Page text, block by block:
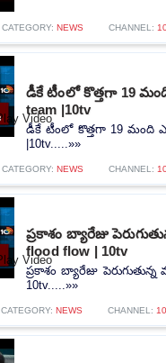
CATEGORY: NEWS CHANNEL:
డీకే టీంలో కొత్తగా 19
team |10tv
డీకే టీంలో కొత్తగా 19 మంది
|10tv.....»»
CATEGORY: NEWS CHANNEL:
ప్రకాశం బ్యారేజు
flood flow | 10tv
ప్రకాశం బ్యారేజు పెరుగుతున్న
10tv.....»»
CATEGORY: NEWS CHANNEL: